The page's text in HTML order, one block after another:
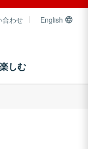
合わせ English
楽しむ